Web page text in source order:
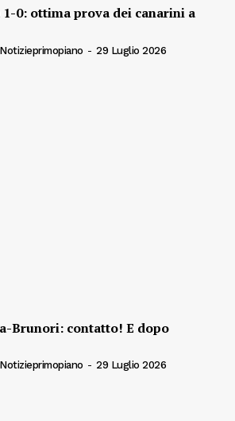
0: ottima prova dei canarini a
Notizieprimopiano - 29 Luglio 2026
Brunori: contatto! E dopo
Notizieprimopiano - 29 Luglio 2026